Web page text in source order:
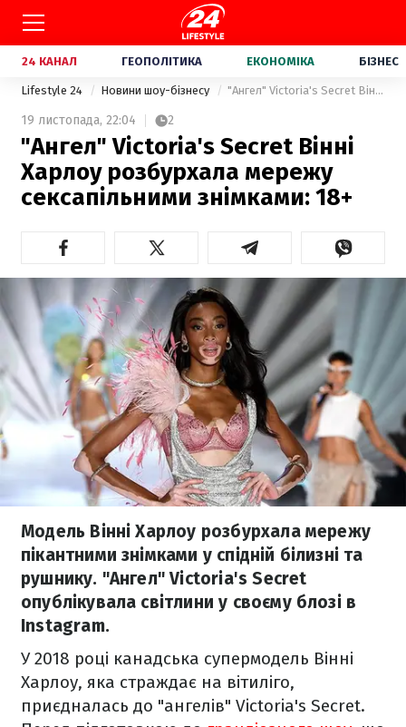
24 КАНАЛ ГЕОПОЛІТИКА ЕКОНОМІКА БІЗНЕС
Lifestyle 24 Новини шоу-бізнесу "Ангел" Victoria's Secret Вінні Харлоу розбурхала мережу сексапільними знімками: 18+
19 листопада, 22:04 2
"Ангел" Victoria's Secret Вінні
Харлоу розбурхала мережу
сексапільними знімками: 18+
Модель Вінні Харлоу розбурхала мережу
пікантними знімками у спідній білизні та
рушнику. "Ангел" Victoria's Secret
опублікувала світлини у своєму блозі в
Instagram.
У 2018 році канадська супермодель Вінні
Харлоу, яка страждає на вітиліго,
приєдналась до "ангелів" Victoria's Secret.